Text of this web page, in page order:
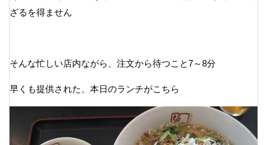
ざるを得ません
そんな忙しい店内ながら、注文から待つこと7～8分
早くも提供された、本日のランチがこちら